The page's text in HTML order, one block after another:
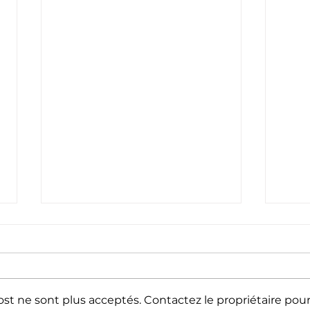
ne sont plus acceptés. Contactez le propriétaire pour